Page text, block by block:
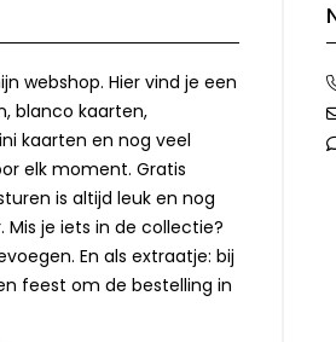
webshop. Hier vind je een
blanco kaarten,
kaarten en nog veel
elk moment. Gratis
is altijd leuk en nog
Mis je iets in de collectie?
En als extraatje: bij
feest om de bestelling in